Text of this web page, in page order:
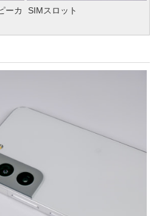
ーカ
SIMスロット